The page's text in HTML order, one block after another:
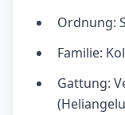
Ordnung:
Familie:
Gattung: